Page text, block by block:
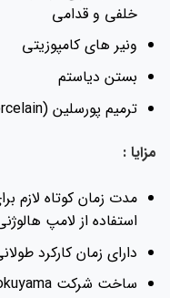
خلفی و قدامی
ونیر های کامپوزیتی
بستن دیاستم
ترمیم پورسلین (Porcelain) و کامپوزیت
مزایا :
استفاده از لامپ
دارای زمان کارکرد طولانی:
ساخت شرکت Tokuyama ژاپن